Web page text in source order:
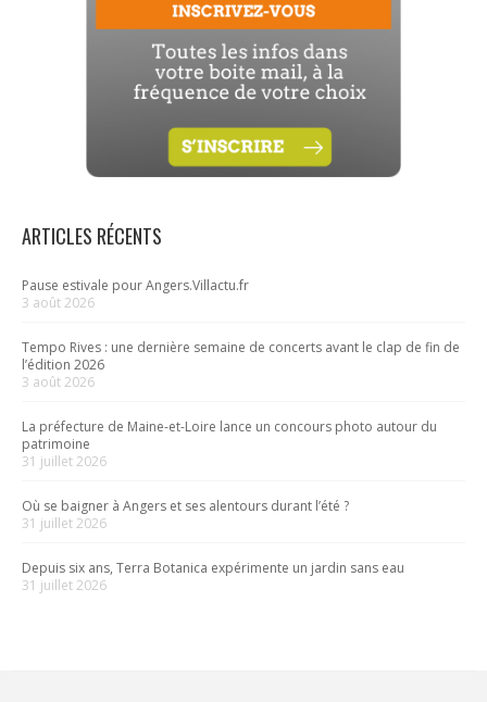
ARTICLES RÉCENTS
Pause estivale pour Angers.Villactu.fr
3 août 2026
Tempo Rives : une dernière semaine de concerts avant le clap de fin de
l’édition 2026
3 août 2026
La préfecture de Maine-et-Loire lance un concours photo autour du
patrimoine
31 juillet 2026
Où se baigner à Angers et ses alentours durant l’été ?
31 juillet 2026
Depuis six ans, Terra Botanica expérimente un jardin sans eau
31 juillet 2026